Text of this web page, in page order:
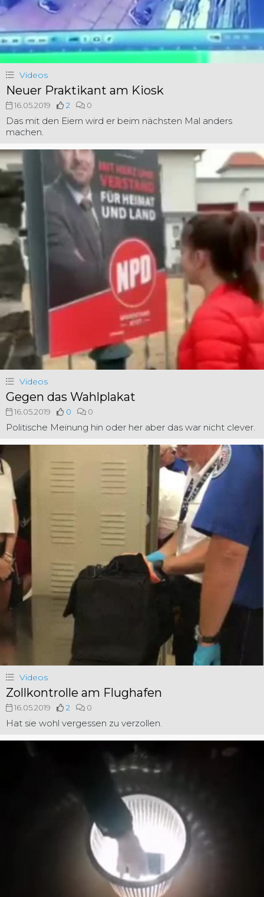
Videos
Neuer Praktikant am Kiosk
16.05.2019 2 0
Das mit den Eiern wird er beim nächsten Mal anders
machen.
Videos
Gegen das Wahlplakat
16.05.2019 0 0
Politische Meinung hin oder her aber das war nicht clever.
Videos
Zollkontrolle am Flughafen
16.05.2019 2 0
Hat sie wohl vergessen zu verzollen.